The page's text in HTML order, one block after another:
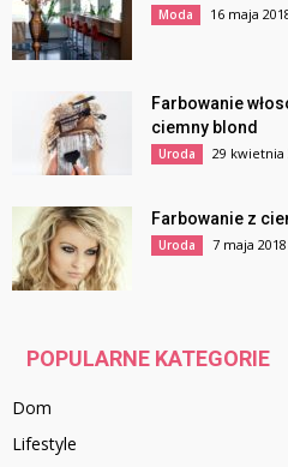
Moda 16 maja
Farbowanie
ciemny blond
Uroda 29 kwietnia
Farbowanie z
Uroda 7 maja 2018
POPULARNE KATEGORIE
Dom
Lifestyle